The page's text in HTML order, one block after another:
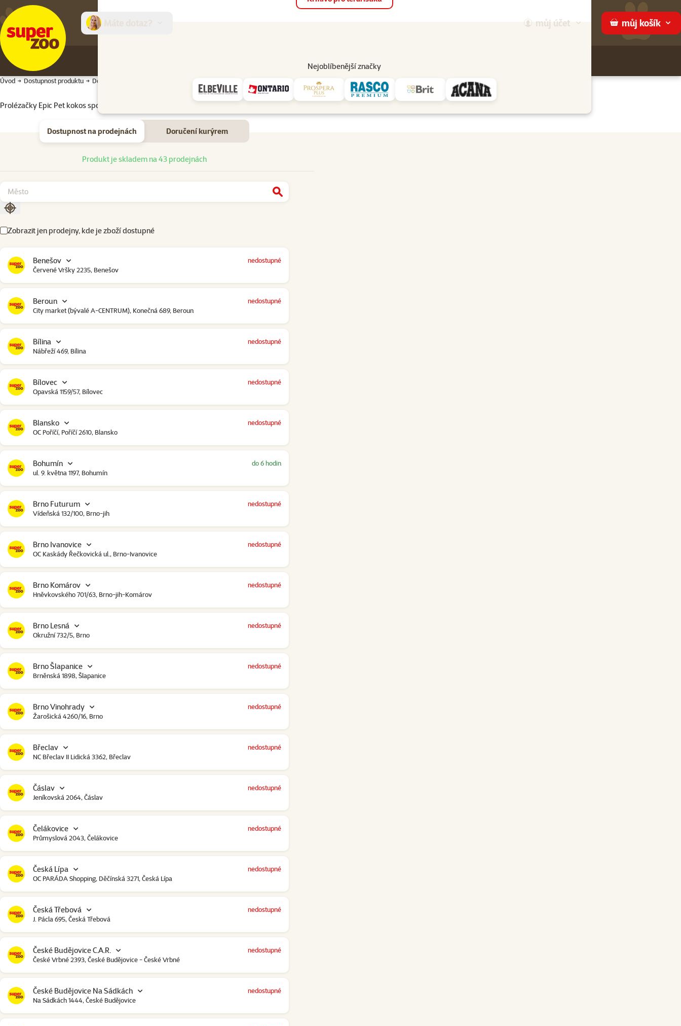
můj účet můj košík
Nejoblíbenější značky
Prodejny Služby
Úvod Dostupnost produktu Dostupnost produktu
Dostupnost a doručení
Prolézačky Epic Pet kokos spojené dřívkem 40x24cm
Dostupnost na prodejnách Doručení kurýrem
Dostupnost na prodejnáchProdukt je skladem na 43 prodejnách
Najít
Seřadit podle aktuální polohy
Zobrazit jen prodejny, kde je zboží dostupné
Benešov
Červené Vršky 2235, Benešov
nedostupné
Beroun
City market (bývalé A-CENTRUM), Konečná 689, Beroun
nedostupné
Bílina
Nábřeží 469, Bílina
nedostupné
Bílovec
Opavská 1159/57, Bílovec
nedostupné
Blansko
OC Poříčí, Poříčí 2610, Blansko
nedostupné
Bohumín
ul. 9. května 1197, Bohumín
do 6 hodin
Brno Futurum
Vídeňská 132/100, Brno-jih
nedostupné
Brno Ivanovice
OC Kaskády Řečkovická ul., Brno-Ivanovice
nedostupné
Brno Komárov
Hněvkovského 701/63, Brno-jih-Komárov
nedostupné
Brno Lesná
Okružní 732/5, Brno
nedostupné
Brno Šlapanice
Brněnská 1898, Šlapanice
nedostupné
Brno Vinohrady
Žarošická 4260/16, Brno
nedostupné
Břeclav
NC Břeclav II Lidická 3362, Břeclav
nedostupné
Čáslav
Jeníkovská 2064, Čáslav
nedostupné
Čelákovice
Průmyslová 2043, Čelákovice
nedostupné
Česká Lípa
OC PARÁDA Shopping, Děčínská 3271, Česká Lípa
nedostupné
Česká Třebová
J. Pácla 695, Česká Třebová
nedostupné
České Budějovice C.A.R.
České Vrbné 2393, České Budějovice - České Vrbné
nedostupné
České Budějovice Na Sádkách
Na Sádkách 1444, České Budějovice
nedostupné